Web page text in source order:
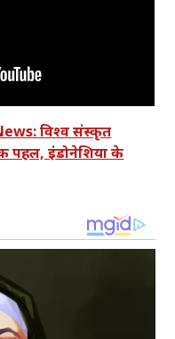
विश्व संस्कृत
पहल, इंडोनेशिया के